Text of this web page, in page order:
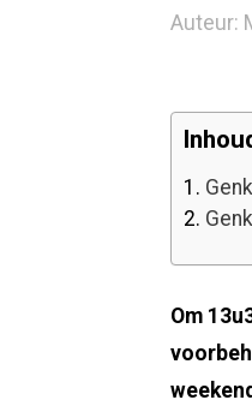
Auteur:
1.
2.
Om